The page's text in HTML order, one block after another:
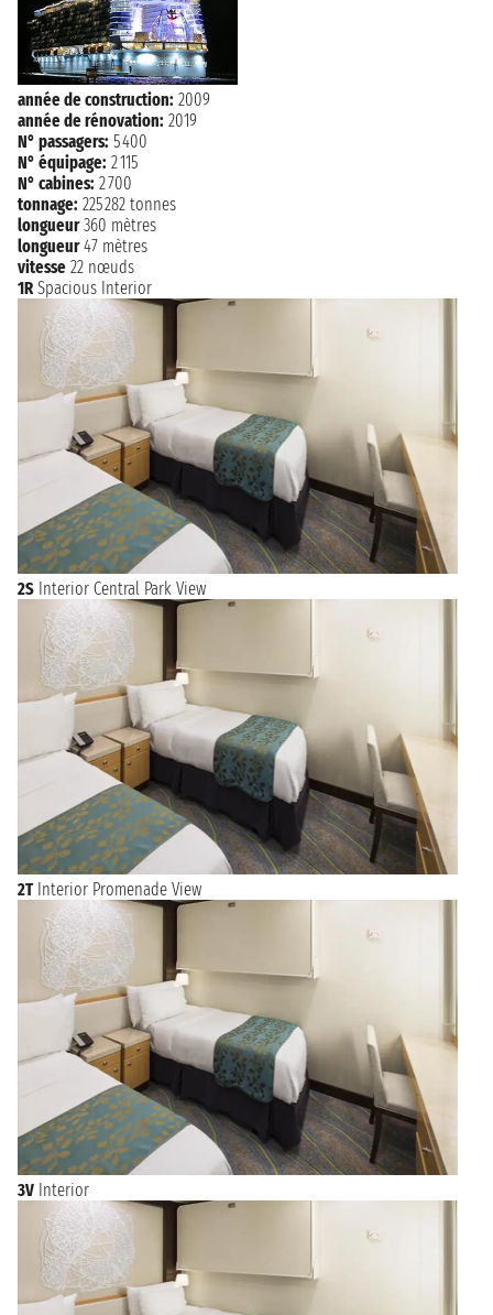
année de construction: 2009
année de rénovation: 2019
N° passagers: 5 400
N° équipage: 2 115
N° cabines: 2 700
tonnage: 225 282 tonnes
longueur 360 mètres
longueur 47 mètres
vitesse 22 nœuds
1R Spacious Interior
2S Interior Central Park View
2T Interior Promenade View
3V Interior